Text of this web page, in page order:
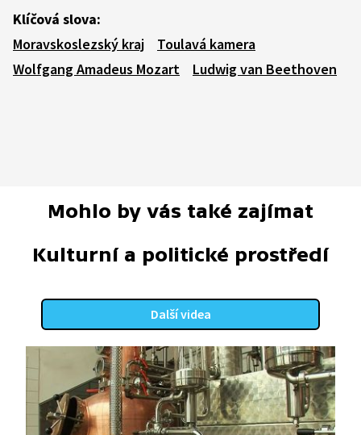
Klíčová slova:
Moravskoslezský kraj
Toulavá kamera
Wolfgang Amadeus Mozart
Ludwig van Beethoven
Mohlo by vás také zajímat
Kulturní a politické prostředí
Další videa